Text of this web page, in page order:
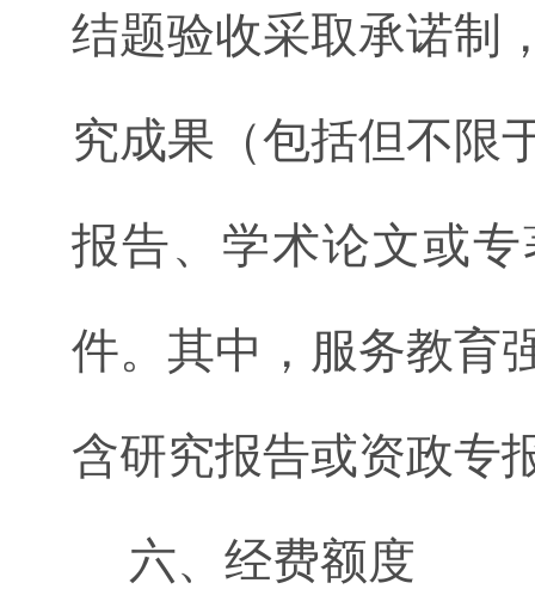
结题验收采取承诺制
究成果（包括但不限
报告、学术论文或
件。其中，服务教育
含研究报告或资政专
六、经费额度